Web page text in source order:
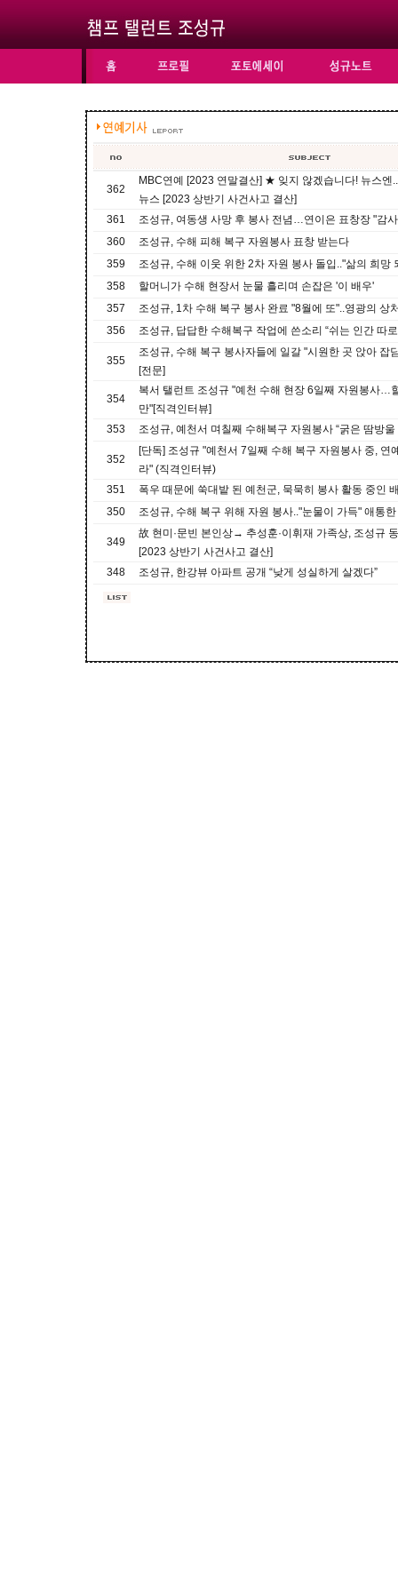
362
MBC연예 [2023 연말결산] ★ 잊지 않겠습니다! 뉴스엔
뉴스 [2023 상반기 사건사고 결산]
361
조성규, 여동생 사망 후 봉사 전념…연이은 표창장 "감
360
조성규, 수해 피해 복구 자원봉사 표창 받는다
359
조성규, 수해 이웃 위한 2차 자원 봉사 돌입.."삶의 희망
358
할머니가 수해 현장서 눈물 흘리며 손잡은 '이 배우'
357
조성규, 1차 수해 복구 봉사 완료 "8월에 또"..영광의 상
356
조성규, 답답한 수해복구 작업에 쓴소리 “쉬는 인간 따
355
조성규, 수해 복구 봉사자들에 일갈 "시원한 곳 앉아 잡
[전문]
354
복서 탤런트 조성규 "예천 수해 현장 6일째 자원봉사…
만"[직격인터뷰]
353
조성규, 예천서 며칠째 수해복구 자원봉사 “굵은 땀방울
352
[단독] 조성규 "예천서 7일째 수해 복구 자원봉사 중, 연
라" (직격인터뷰)
351
폭우 때문에 쑥대밭 된 예천군, 묵묵히 봉사 활동 중인
350
조성규, 수해 복구 위해 자원 봉사.."눈물이 가득" 애통
349
故 현미·문빈 본인상→ 추성훈·이휘재 가족상, 조성규
[2023 상반기 사건사고 결산]
348
조성규, 한강뷰 아파트 공개 “낮게 성실하게 살겠다”